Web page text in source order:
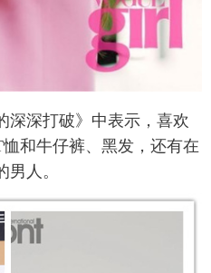
深打破》中表示，喜欢
和牛仔裤、黑发，还有在
人。